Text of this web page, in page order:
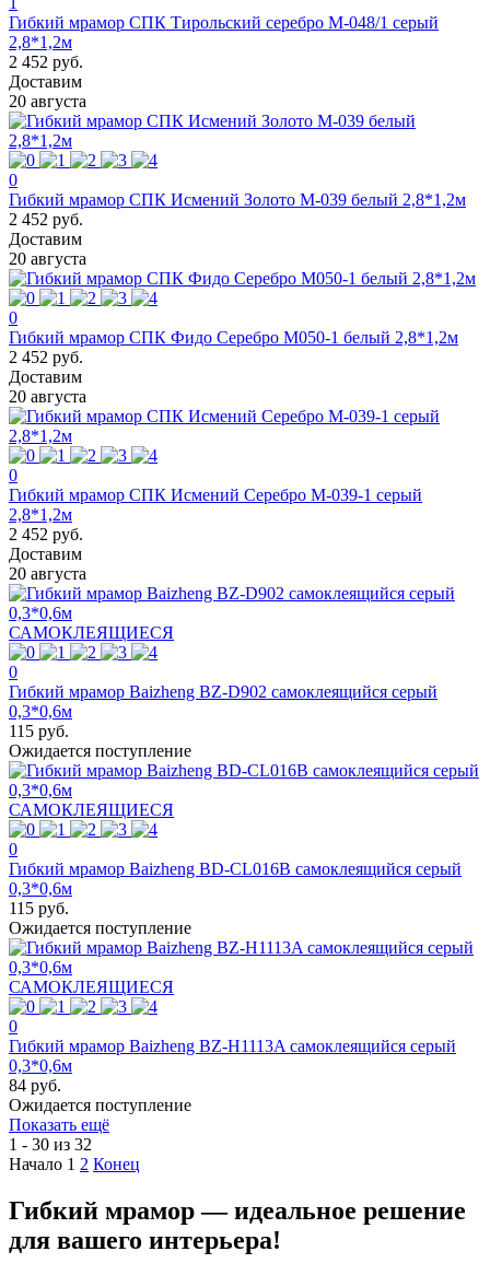
Гибкий мрамор СПК Тирольский серебро M-048/1 серый
2,8*1,2м
2 452 руб.
Доставим
20 августа
0
Гибкий мрамор СПК Исмений Золото M-039 белый 2,8*1,2м
2 452 руб.
Доставим
20 августа
0
Гибкий мрамор СПК Фидо Серебро М050-1 белый 2,8*1,2м
2 452 руб.
Доставим
20 августа
0
Гибкий мрамор СПК Исмений Серебро М-039-1 серый
2,8*1,2м
2 452 руб.
Доставим
20 августа
САМОКЛЕЯЩИЕСЯ
0
Гибкий мрамор Baizheng BZ-D902 самоклеящийся серый
0,3*0,6м
115 руб.
Ожидается поступление
САМОКЛЕЯЩИЕСЯ
0
Гибкий мрамор Baizheng BD-CL016B самоклеящийся серый
0,3*0,6м
115 руб.
Ожидается поступление
САМОКЛЕЯЩИЕСЯ
0
Гибкий мрамор Baizheng BZ-H1113A самоклеящийся серый
0,3*0,6м
84 руб.
Ожидается поступление
Показать ещё
1 - 30 из 32
Начало 1 2 Конец
Гибкий мрамор — идеальное решение
для вашего интерьера!